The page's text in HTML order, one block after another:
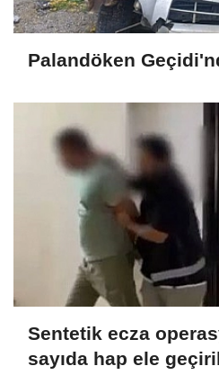
Palandöken
Sentetik ecza
sayıda hap ele